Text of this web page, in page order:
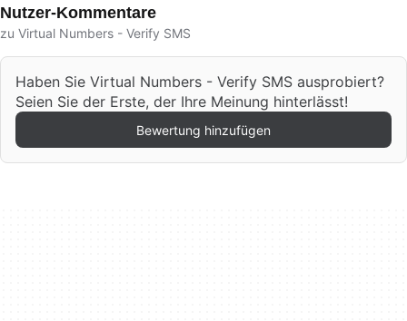
Nutzer-Kommentare
zu Virtual Numbers - Verify SMS
Haben Sie Virtual Numbers - Verify SMS ausprobiert?
Seien Sie der Erste, der Ihre Meinung hinterlässt!
Bewertung hinzufügen